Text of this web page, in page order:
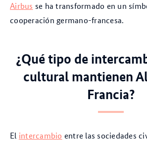
Airbus se ha transformado en un
cooperación germano-francesa.
¿Qué tipo de
cultural mantienen
Francia?
El intercambio entre las sociedades